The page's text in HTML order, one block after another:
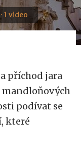
1 video
příchod jara
mandloňových
podívat se
které